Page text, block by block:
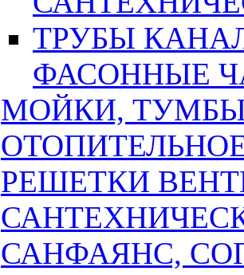
ТРУБЫ
ФАСОННЫЕ
МОЙКИ,
РЕШЕТКИ
САНФАЯНС,